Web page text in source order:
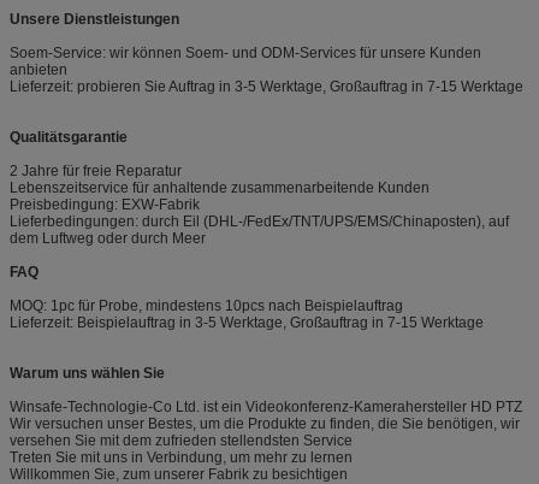
Unsere Dienstleistungen
Soem-Service: wir können Soem- und ODM-Services für unsere Kunden
anbieten
Lieferzeit: probieren Sie Auftrag in 3-5 Werktage, Großauftrag in 7-15 Werktage
Qualitätsgarantie
2 Jahre für freie Reparatur
Lebenszeitservice für anhaltende zusammenarbeitende Kunden
Preisbedingung: EXW-Fabrik
Lieferbedingungen: durch Eil (DHL-/FedEx/TNT/UPS/EMS/Chinaposten), auf
dem Luftweg oder durch Meer
FAQ
MOQ: 1pc für Probe, mindestens 10pcs nach Beispielauftrag
Lieferzeit: Beispielauftrag in 3-5 Werktage, Großauftrag in 7-15 Werktage
Warum uns wählen Sie
Winsafe-Technologie-Co Ltd. ist ein Videokonferenz-Kamerahersteller HD PTZ
Wir versuchen unser Bestes, um die Produkte zu finden, die Sie benötigen, wir
versehen Sie mit dem zufrieden stellendsten Service
Treten Sie mit uns in Verbindung, um mehr zu lernen
Willkommen Sie, zum unserer Fabrik zu besichtigen